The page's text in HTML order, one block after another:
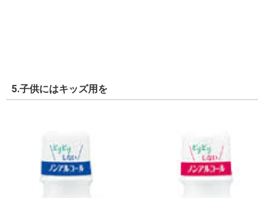
5.子供にはキッズ用を